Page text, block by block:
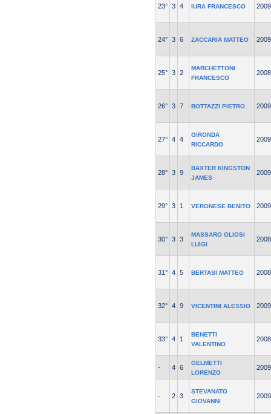
23° 3 4 IURA FRANCESCO 2009
24° 3 6 ZACCARIA MATTEO 2009
25° 3 2
MARCHETTONI
FRANCESCO
2008
26° 3 7 BOTTAZZI PIETRO 2009
27° 4 4
GIRONDA
RICCARDO
2009
28° 3 9
BAXTER KINGSTON
JAMES
2009
29° 3 1 VERONESE BENITO 2009
30° 3 3
MASSARO OLIOSI
LUIGI
2008
31° 4 5 BERTASI MATTEO 2008
32° 4 9 VICENTINI ALESSIO 2009
33° 4 1
BENETTI
VALENTINO
2008
- 4 6
GELMETTI
LORENZO
2009
- 2 3
STEVANATO
GIOVANNI
2009